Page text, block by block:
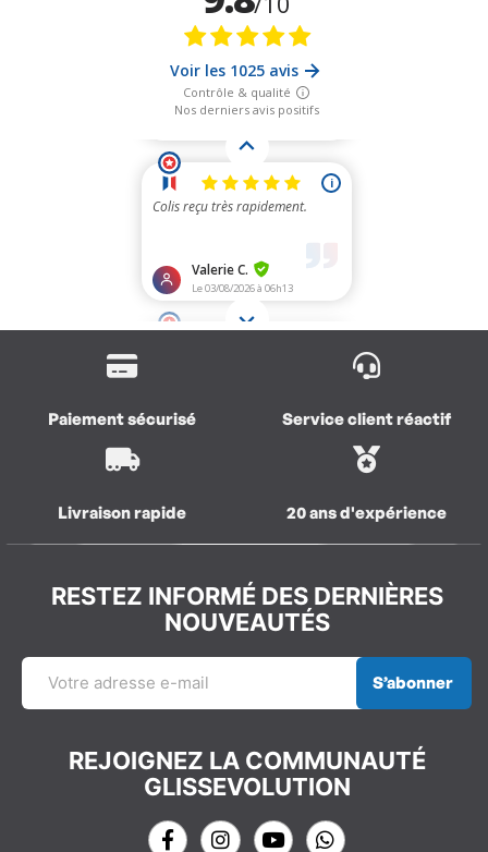
Paiement sécurisé Service client réactif
Livraison rapide 20 ans d'expérience
RESTEZ INFORMÉ DES DERNIÈRES
NOUVEAUTÉS
S’abonner
REJOIGNEZ LA COMMUNAUTÉ
GLISSEVOLUTION